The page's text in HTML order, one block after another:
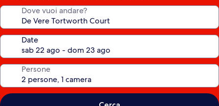
Dove vuoi andare?
Date
Persone